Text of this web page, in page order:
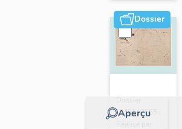
Dossier
Aperçu
IA49010565 |